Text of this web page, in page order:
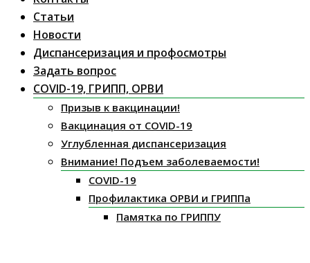
Статьи
Новости
Диспансеризация и профосмотры
Задать вопрос
COVID-19, ГРИПП, ОРВИ
Призыв к вакцинации!
Вакцинация от COVID-19
Углубленная диспансеризация
Внимание! Подъем заболеваемости!
COVID-19
Профилактика ОРВИ и ГРИППа
Памятка по ГРИППУ